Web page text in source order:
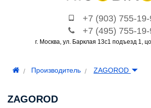
+7 (903) 755-
+7 (495) 755-
г. Москва, ул. Барклая 13с1 подъезд 1,
Производитель ZAGOROD
ZAGOROD